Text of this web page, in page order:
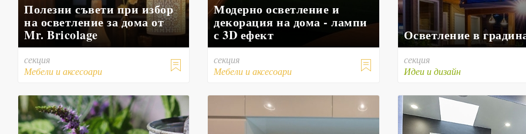
Полезни съвети при избор
на осветление за дома от
Mr. Bricolage

секция
Мебели и аксесоари
Модерно осветление и
декорация на дома - лампи
с 3D ефект

секция
Мебели и аксесоари
Осветление в
секция
Идеи и дизайн